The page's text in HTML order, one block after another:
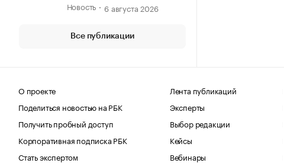
Новость
6 августа 2026
Все публикации
О проекте
Поделиться новостью на РБК
Получить пробный доступ
Корпоративная подписка РБК
Стать экспертом
Лента публикаций
Эксперты
Выбор редакции
Кейсы
Вебинары